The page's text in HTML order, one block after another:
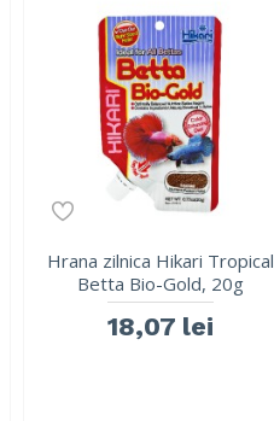
Hrana zilnica Hikari Tropical
Betta Bio-Gold, 20g
18,07 lei